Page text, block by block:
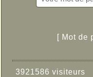
[ Mot de
3921586 visiteurs